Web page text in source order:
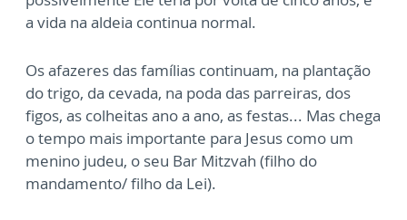
a vida na aldeia continua normal.
Os afazeres das famílias continuam, na plantação
do trigo, da cevada, na poda das parreiras, dos
figos, as colheitas ano a ano, as festas... Mas chega
o tempo mais importante para Jesus como um
menino judeu, o seu Bar Mitzvah (filho do
mandamento/ filho da Lei).